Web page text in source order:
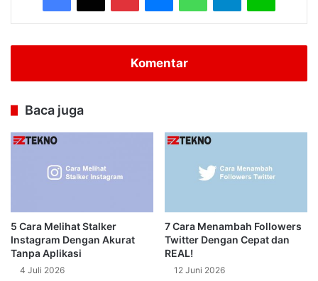
Komentar
Baca juga
5 Cara Melihat Stalker
Instagram Dengan Akurat
Tanpa Aplikasi
4 Juli 2026
7 Cara Menambah Followers
Twitter Dengan Cepat dan
REAL!
12 Juni 2026